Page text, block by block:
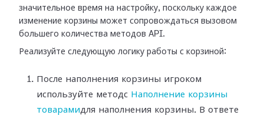
значительное время на настройку, поскольку каждое
изменение корзины может сопровождаться вызовом
большего количества методов API.
Реализуйте следующую логику работы с корзиной:
После наполнения корзины игроком
используйте методс Наполнение корзины
товарамидля наполнения корзины. В ответе